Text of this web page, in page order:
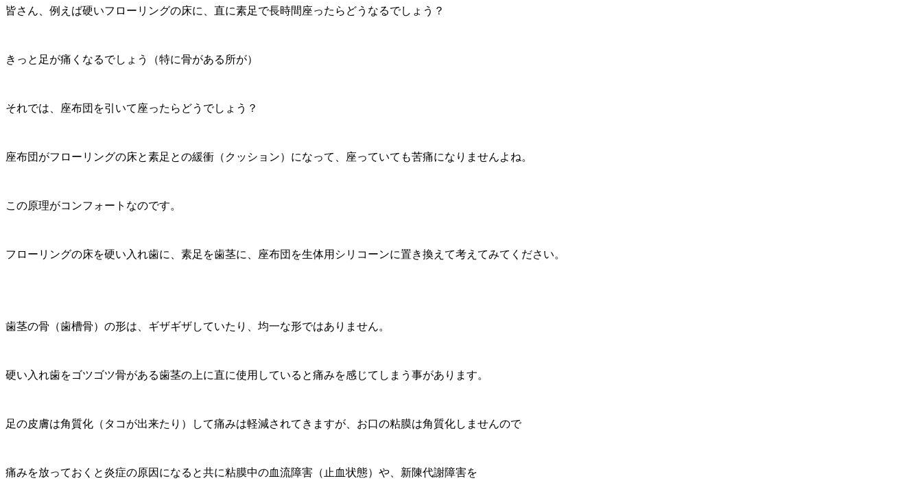
皆さん、例えば硬いフローリングの床に、直に素足で長時間座ったらどうなるでしょう？
きっと足が痛くなるでしょう（特に骨がある所が）
それでは、座布団を引いて座ったらどうでしょう？
座布団がフローリングの床と素足との緩衝（クッション）になって、座っていても苦痛になりませんよね。
この原理がコンフォートなのです。
フローリングの床を硬い入れ歯に、素足を歯茎に、座布団を生体用シリコーンに置き換えて考えてみてください。
歯茎の骨（歯槽骨）の形は、ギザギザしていたり、均一な形ではありません。
硬い入れ歯をゴツゴツ骨がある歯茎の上に直に使用していると痛みを感じてしまう事があります。
足の皮膚は角質化（タコが出来たり）して痛みは軽減されてきますが、お口の粘膜は角質化しませんので
痛みを放っておくと炎症の原因になると共に粘膜中の血流障害（止血状態）や、新陳代謝障害を